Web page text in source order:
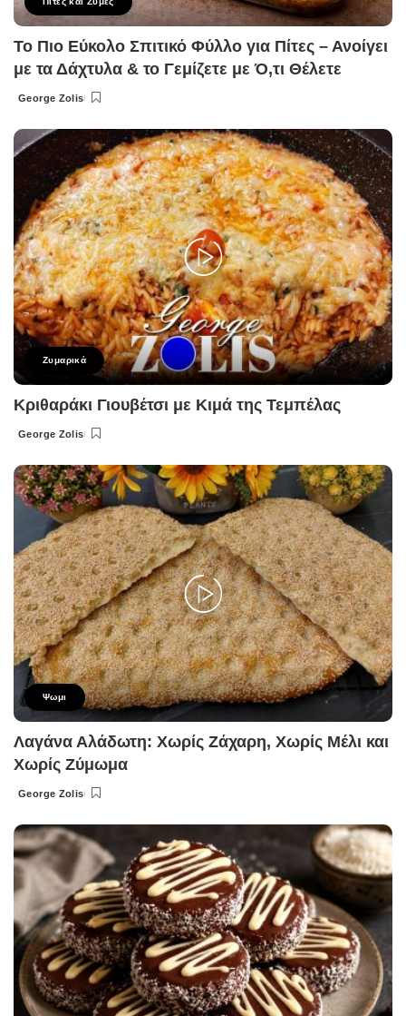
Το Πιο Εύκολο Σπιτικό Φύλλο για Πίτες – Ανοίγει
με τα Δάχτυλα & το Γεμίζετε με Ό,τι Θέλετε
Posted
George Zolis
Ζυμαρικά
Κριθαράκι Γιουβέτσι με Κιμά της Τεμπέλας
Posted
George Zolis
Ψωμι
Λαγάνα Αλάδωτη: Χωρίς Ζάχαρη, Χωρίς Μέλι και
Χωρίς Ζύμωμα
Posted
George Zolis